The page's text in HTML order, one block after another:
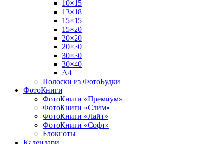
10×15
13×18
15×15
15×20
20×20
20×30
30×30
30×40
A4
Полоски из ФотоБудки
ФотоКниги
ФотоКниги «Премиум»
ФотоКниги «Слим»
ФотоКниги «Лайт»
ФотоКниги «Софт»
Блокноты
Календари